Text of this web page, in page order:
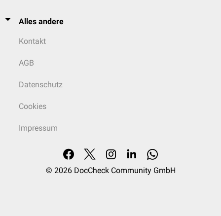
Alles andere
Kontakt
AGB
Datenschutz
Cookies
Impressum
© 2026 DocCheck Community GmbH